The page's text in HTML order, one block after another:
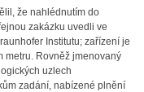
že nahlédnutím do
zakázku uvedli ve
Institutu; zařízení je
metru. Rovněž jmenovaný
uzlech
zadání, nabízené plnění